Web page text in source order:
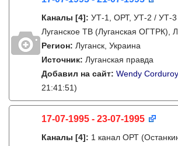
Каналы [4]: УТ-1, ОРТ, УТ-2 / УТ-
Луганское ТВ (Луганская ОГТРК),
Регион: Луганск, Украина
Источник: Луганская правда
Добавил на сайт: Wendy Corduroy
21:41:51)
17-07-1995 - 23-07-1995
Каналы [4]: 1 канал ОРТ